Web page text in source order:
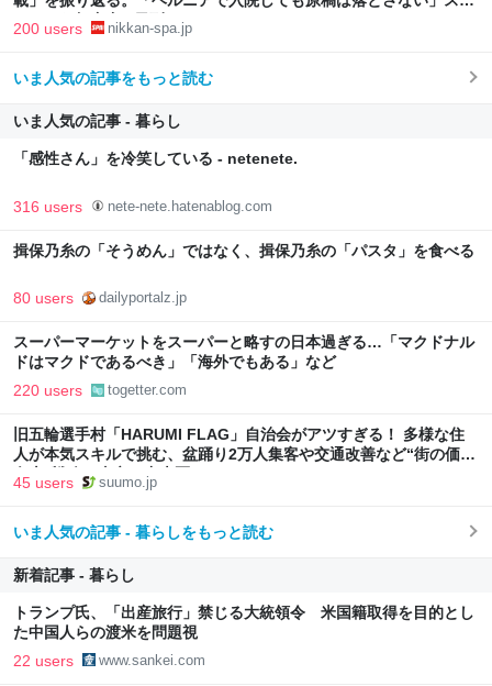
イックな舞台裏 | 日刊SPA!
200 users nikkan-spa.jp
いま人気の記事をもっと読む
いま人気の記事 - 暮らし
「感性さん」を冷笑している - netenete.
316 users nete-nete.hatenablog.com
揖保乃糸の「そうめん」ではなく、揖保乃糸の「パスタ」を食べる
80 users dailyportalz.jp
スーパーマーケットをスーパーと略すの日本過ぎる…「マクドナル
ドはマクドであるべき」「海外でもある」など
220 users togetter.com
旧五輪選手村「HARUMI FLAG」自治会がアツすぎる！ 多様な住
人が本気スキルで挑む、盆踊り2万人集客や交通改善など“街の価値
向上”戦略 東京・中央区
45 users suumo.jp
いま人気の記事 - 暮らしをもっと読む
新着記事 - 暮らし
トランプ氏、「出産旅行」禁じる大統領令 米国籍取得を目的とし
た中国人らの渡米を問題視
22 users www.sankei.com